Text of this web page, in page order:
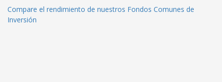
Compare el rendimiento de nuestros Fondos Comunes de
Inversión